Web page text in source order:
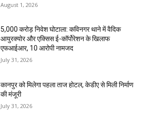
August 1, 2026
₹5,000 करोड़ निवेश घोटाला: कविनगर थाने में वैदिक
आयुरक्योर और एक्सिस ई-कॉर्पोरेशन के खिलाफ
एफआईआर, 10 आरोपी नामजद
July 31, 2026
कानपुर को मिलेगा पहला ताज होटल, केडीए से मिली निर्माण
की मंजूरी
July 31, 2026